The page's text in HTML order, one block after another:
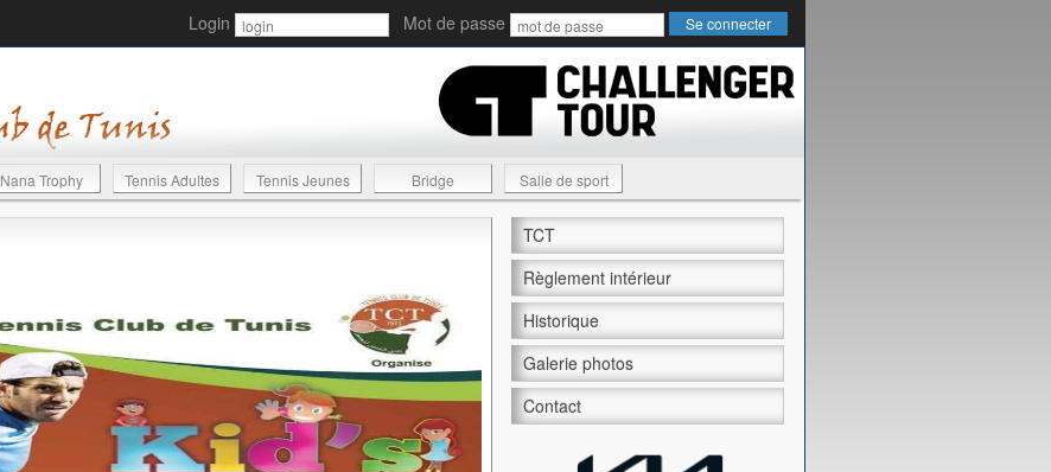
Login Mot de passe
Nana Trophy Tennis Adultes Tennis Jeunes Bridge Salle de sport
TCT
Règlement intérieur
Historique
Galerie photos
Contact